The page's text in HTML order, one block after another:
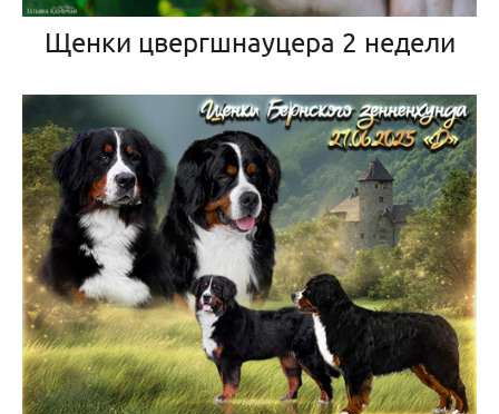
Щенки цвергшнауцера 2 недели